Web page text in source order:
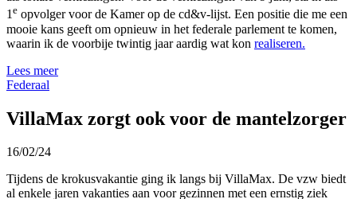
1e opvolger voor de Kamer op de cd&v-lijst. Een positie die me een
mooie kans geeft om opnieuw in het federale parlement te komen,
waarin ik de voorbije twintig jaar aardig wat kon realiseren.
Lees meer
Federaal
VillaMax zorgt ook voor de mantelzorger
16/02/24
Tijdens de krokusvakantie ging ik langs bij VillaMax. De vzw biedt
al enkele jaren vakanties aan voor gezinnen met een ernstig ziek